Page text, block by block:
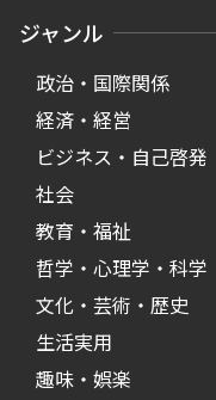
ジャンル
政治・国際関係
経済・経営
ビジネス・自己啓発
社会
教育・福祉
哲学・心理学・科学
文化・芸術・歴史
生活実用
趣味・娯楽